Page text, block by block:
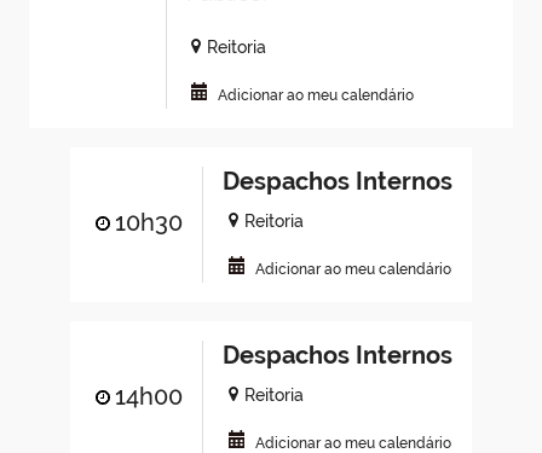
Reitoria
Adicionar ao meu calendário
10h30
Despachos Internos
Reitoria
Adicionar ao meu calendário
14h00
Despachos Internos
Reitoria
Adicionar ao meu calendário